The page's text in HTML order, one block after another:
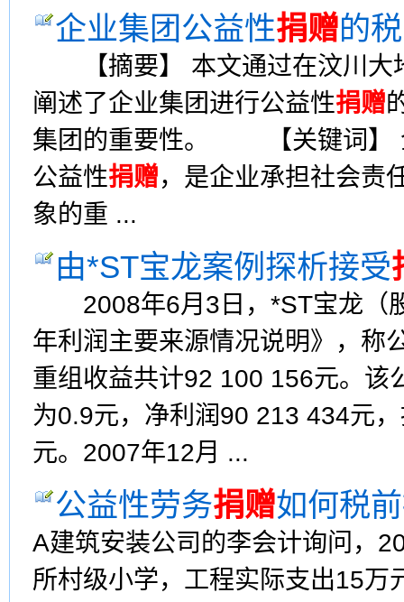
企业集团公益性捐赠的
【摘要】 本文通过在汶川大
阐述了企业集团进行公益性捐赠
集团的重要性。 【关键词】
公益性捐赠，是企业承担社会责
象的重 ...
由*ST宝龙案例探析接受
2008年6月3日，*ST宝龙（
年利润主要来源情况说明》，称
重组收益共计92 100 156元。该
为0.9元，净利润90 213 434元
元。2007年12月 ...
公益性劳务捐赠如何税
A建筑安装公司的李会计询问，
所村级小学，工程实际支出15万